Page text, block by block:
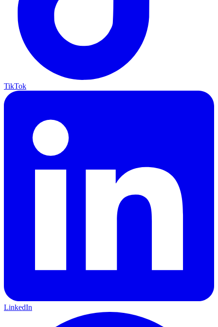
TikTok
LinkedIn